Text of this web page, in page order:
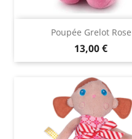
Poupée Grelot Rose
13,00 €